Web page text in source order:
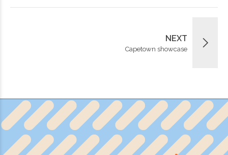
NEXT
Capetown showcase